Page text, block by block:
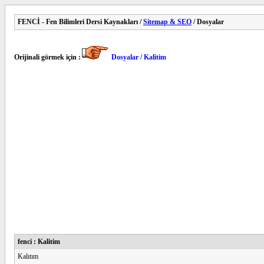
FENCİ - Fen Bilimleri Dersi Kaynakları /Sitemap & SEO / Dosyalar
Orijinali görmek için : Dosyalar / Kalitim
fenci : Kalitim
Kalıtım